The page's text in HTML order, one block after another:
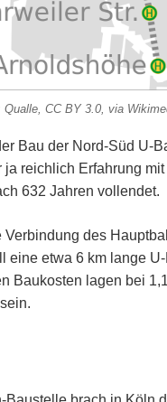
CC BY 3.0, via
Bau der Nord-Süd U-
reichlich Erfahrung
632 Jahren vollendet.
des
eine etwa 6 km lange
Baukosten lagen bei